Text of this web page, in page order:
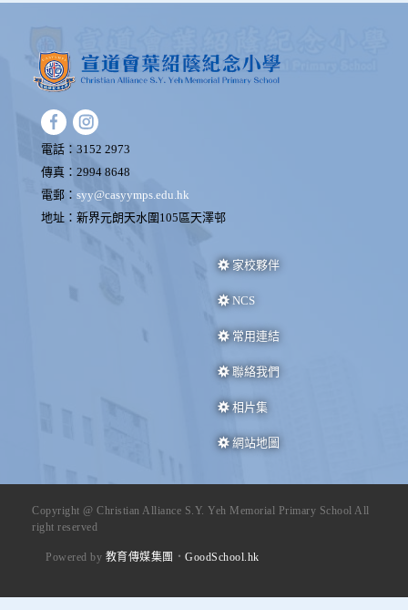
電話：3152 2973
傳真：2994 8648
電郵： syy@casyymps.edu.hk
地址：新界元朗天水圍105區天澤邨
家校夥伴
NCS
常用連結
聯絡我們
相片集
網站地圖
Copyright @ Christian Alliance S.Y. Yeh Memorial Primary School All
right reserved
Powered by 教育傳媒集團 ‧ GoodSchool.hk